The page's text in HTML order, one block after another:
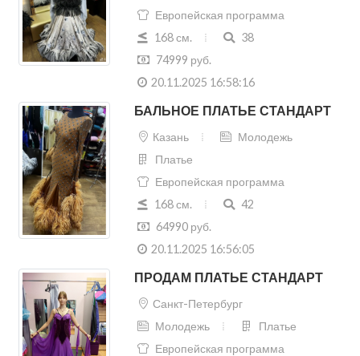
Европейская программа
168 см.
38
74999 руб.
20.11.2025 16:58:16
БАЛЬНОЕ ПЛАТЬЕ СТАНДАРТ
Казань
Молодежь
Платье
Европейская программа
168 см.
42
64990 руб.
20.11.2025 16:56:05
ПРОДАМ ПЛАТЬЕ СТАНДАРТ
Санкт-Петербург
Молодежь
Платье
Европейская программа